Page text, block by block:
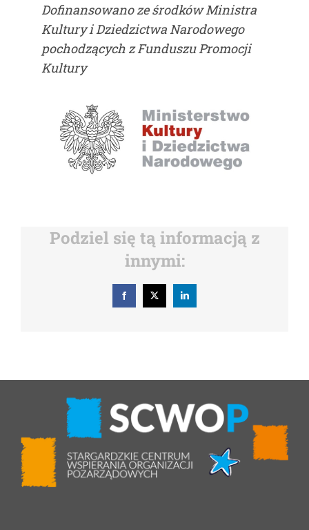
Dofinansowano ze środków Ministra
Kultury i Dziedzictwa Narodowego
pochodzących z Funduszu Promocji
Kultury
Podziel się tą informacją z
innymi:
FacebookX LinkedIn